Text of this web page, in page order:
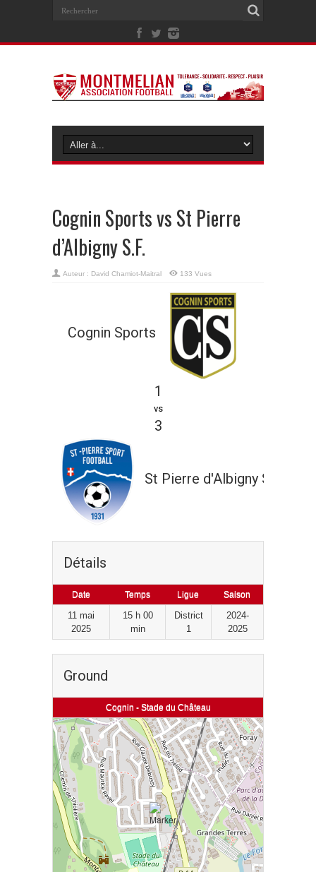
Cognin Sports vs St Pierre
d’Albigny S.F.
Auteur : David Chamiot-Maitral 133 Vues
Cognin Sports
1
vs
3
St Pierre d'Albigny S.F.
Détails
Date Temps Ligue Saison
11 mai
2025
15 h 00
min
District
1
2024-
2025
Ground
Cognin - Stade du Château